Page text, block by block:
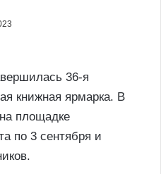
36-я
книжная ярмарка. В
площадке
по 3 сентября и